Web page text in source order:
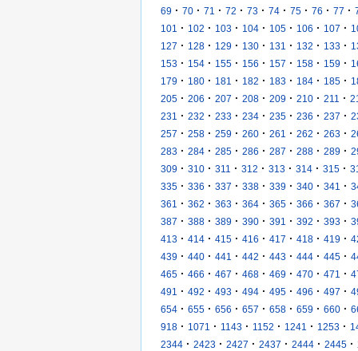
69 · 70 · 71 · 72 · 73 · 74 · 75 · 76 · 77 ·
101
· 102 · 103 · 104 · 105 · 106 · 107 ·
127 · 128 · 129 · 130 · 131 · 132 · 133 ·
153 · 154 · 155 · 156 · 157 · 158 · 159 ·
179 · 180 · 181 · 182 · 183 · 184 · 185 ·
205 · 206 · 207 · 208 · 209 · 210 · 211 ·
231
· 232 · 233 · 234 · 235 · 236 · 237 ·
257 · 258 · 259 · 260 · 261 · 262 · 263 ·
283 · 284 · 285 · 286 · 287 · 288 · 289 ·
309 · 310 · 311 · 312 · 313 · 314 · 315 ·
335 · 336 · 337 · 338 · 339 · 340 · 341 ·
361
· 362 · 363 · 364 · 365 · 366 · 367 ·
387 · 388 · 389 · 390 · 391 · 392 · 393 ·
413 · 414 · 415 · 416 · 417 · 418 · 419 ·
439 · 440 · 441 · 442 · 443 · 444 · 445 ·
465 · 466 · 467 · 468 · 469 · 470 · 471 ·
491
· 492 · 493 · 494 · 495 · 496 · 497 ·
654 · 655 · 656 · 657 · 658 · 659 · 660 ·
918 · 1071 · 1143 · 1152 · 1241 · 1253 ·
2344 · 2423 · 2427 · 2437 · 2444 · 2445 ·